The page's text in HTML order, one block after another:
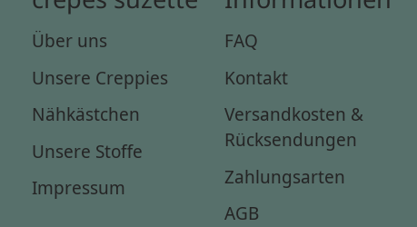
Über uns
Unsere Creppies
Nähkästchen
Unsere Stoffe
Impressum
FAQ
Kontakt
Versandkosten &
Rücksendungen
Zahlungsarten
AGB